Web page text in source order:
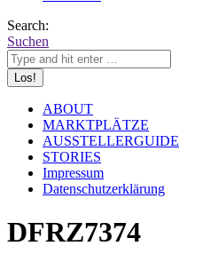
Search:
Suchen
ABOUT
MARKTPLÄTZE
AUSSTELLERGUIDE
STORIES
Impressum
Datenschutzerklärung
DFRZ7374